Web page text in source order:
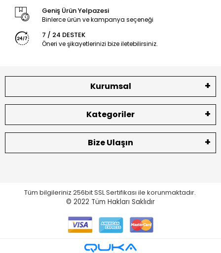
Geniş Ürün Yelpazesi
Binlerce ürün ve kampanya seçeneği
7 / 24 DESTEK
Öneri ve şikayetlerinizi bize iletebilirsiniz.
Kurumsal
Kategoriler
Bize Ulaşın
Tüm bilgileriniz 256bit SSL Sertifikası ile korunmaktadır.
© 2022 Tüm Hakları Saklıdır